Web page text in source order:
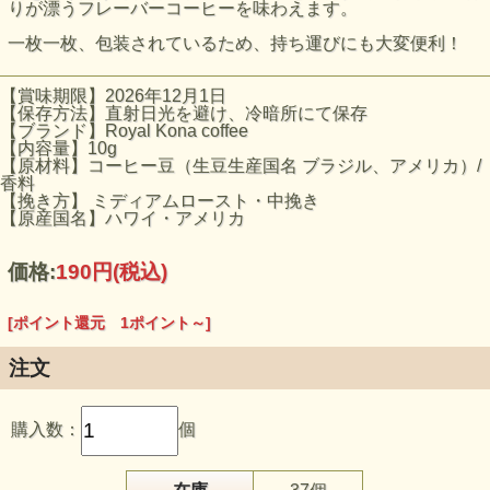
りが漂うフレーバーコーヒーを味わえます。
一枚一枚、包装されているため、持ち運びにも大変便利！
【賞味期限】2026年12月1日
【保存方法】直射日光を避け、冷暗所にて保存
【ブランド】Royal Kona coffee
【内容量】10g
【原材料】コーヒー豆（生豆生産国名 ブラジル、アメリカ）/
香料
【挽き方】 ミディアムロースト・中挽き
【原産国名】ハワイ・アメリカ
価格:190円(税込)
[ポイント還元 1ポイント～]
注文
購入数： 個